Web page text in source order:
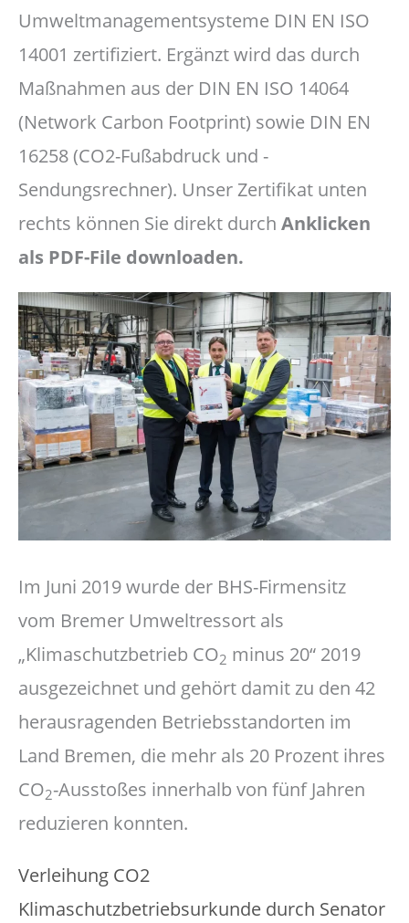
Umweltmanagementsysteme DIN EN ISO
14001 zertifiziert. Ergänzt wird das durch
Maßnahmen aus der DIN EN ISO 14064
(Network Carbon Footprint) sowie DIN EN
16258 (CO2-Fußabdruck und -
Sendungsrechner). Unser Zertifikat unten
rechts können Sie direkt durch Anklicken
als PDF-File downloaden.
Im Juni 2019 wurde der BHS-Firmensitz
vom Bremer Umweltressort als
„Klimaschutzbetrieb CO2 minus 20“ 2019
ausgezeichnet und gehört damit zu den 42
herausragenden Betriebsstandorten im
Land Bremen, die mehr als 20 Prozent ihres
CO2-Ausstoßes innerhalb von fünf Jahren
reduzieren konnten.
Verleihung CO2
Klimaschutzbetriebsurkunde durch Senator